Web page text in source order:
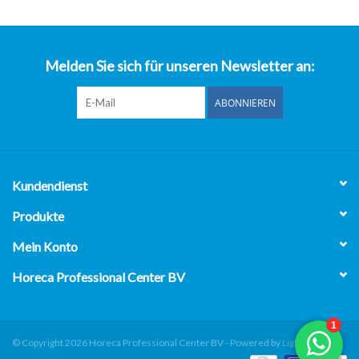
Melden Sie sich für unseren Newsletter an:
ABONNIEREN
Kundendienst
Produkte
Mein Konto
Horeca Professional Center BV
© Copyright 2026 Horeca Professional Center BV - Powered by Lightspeed